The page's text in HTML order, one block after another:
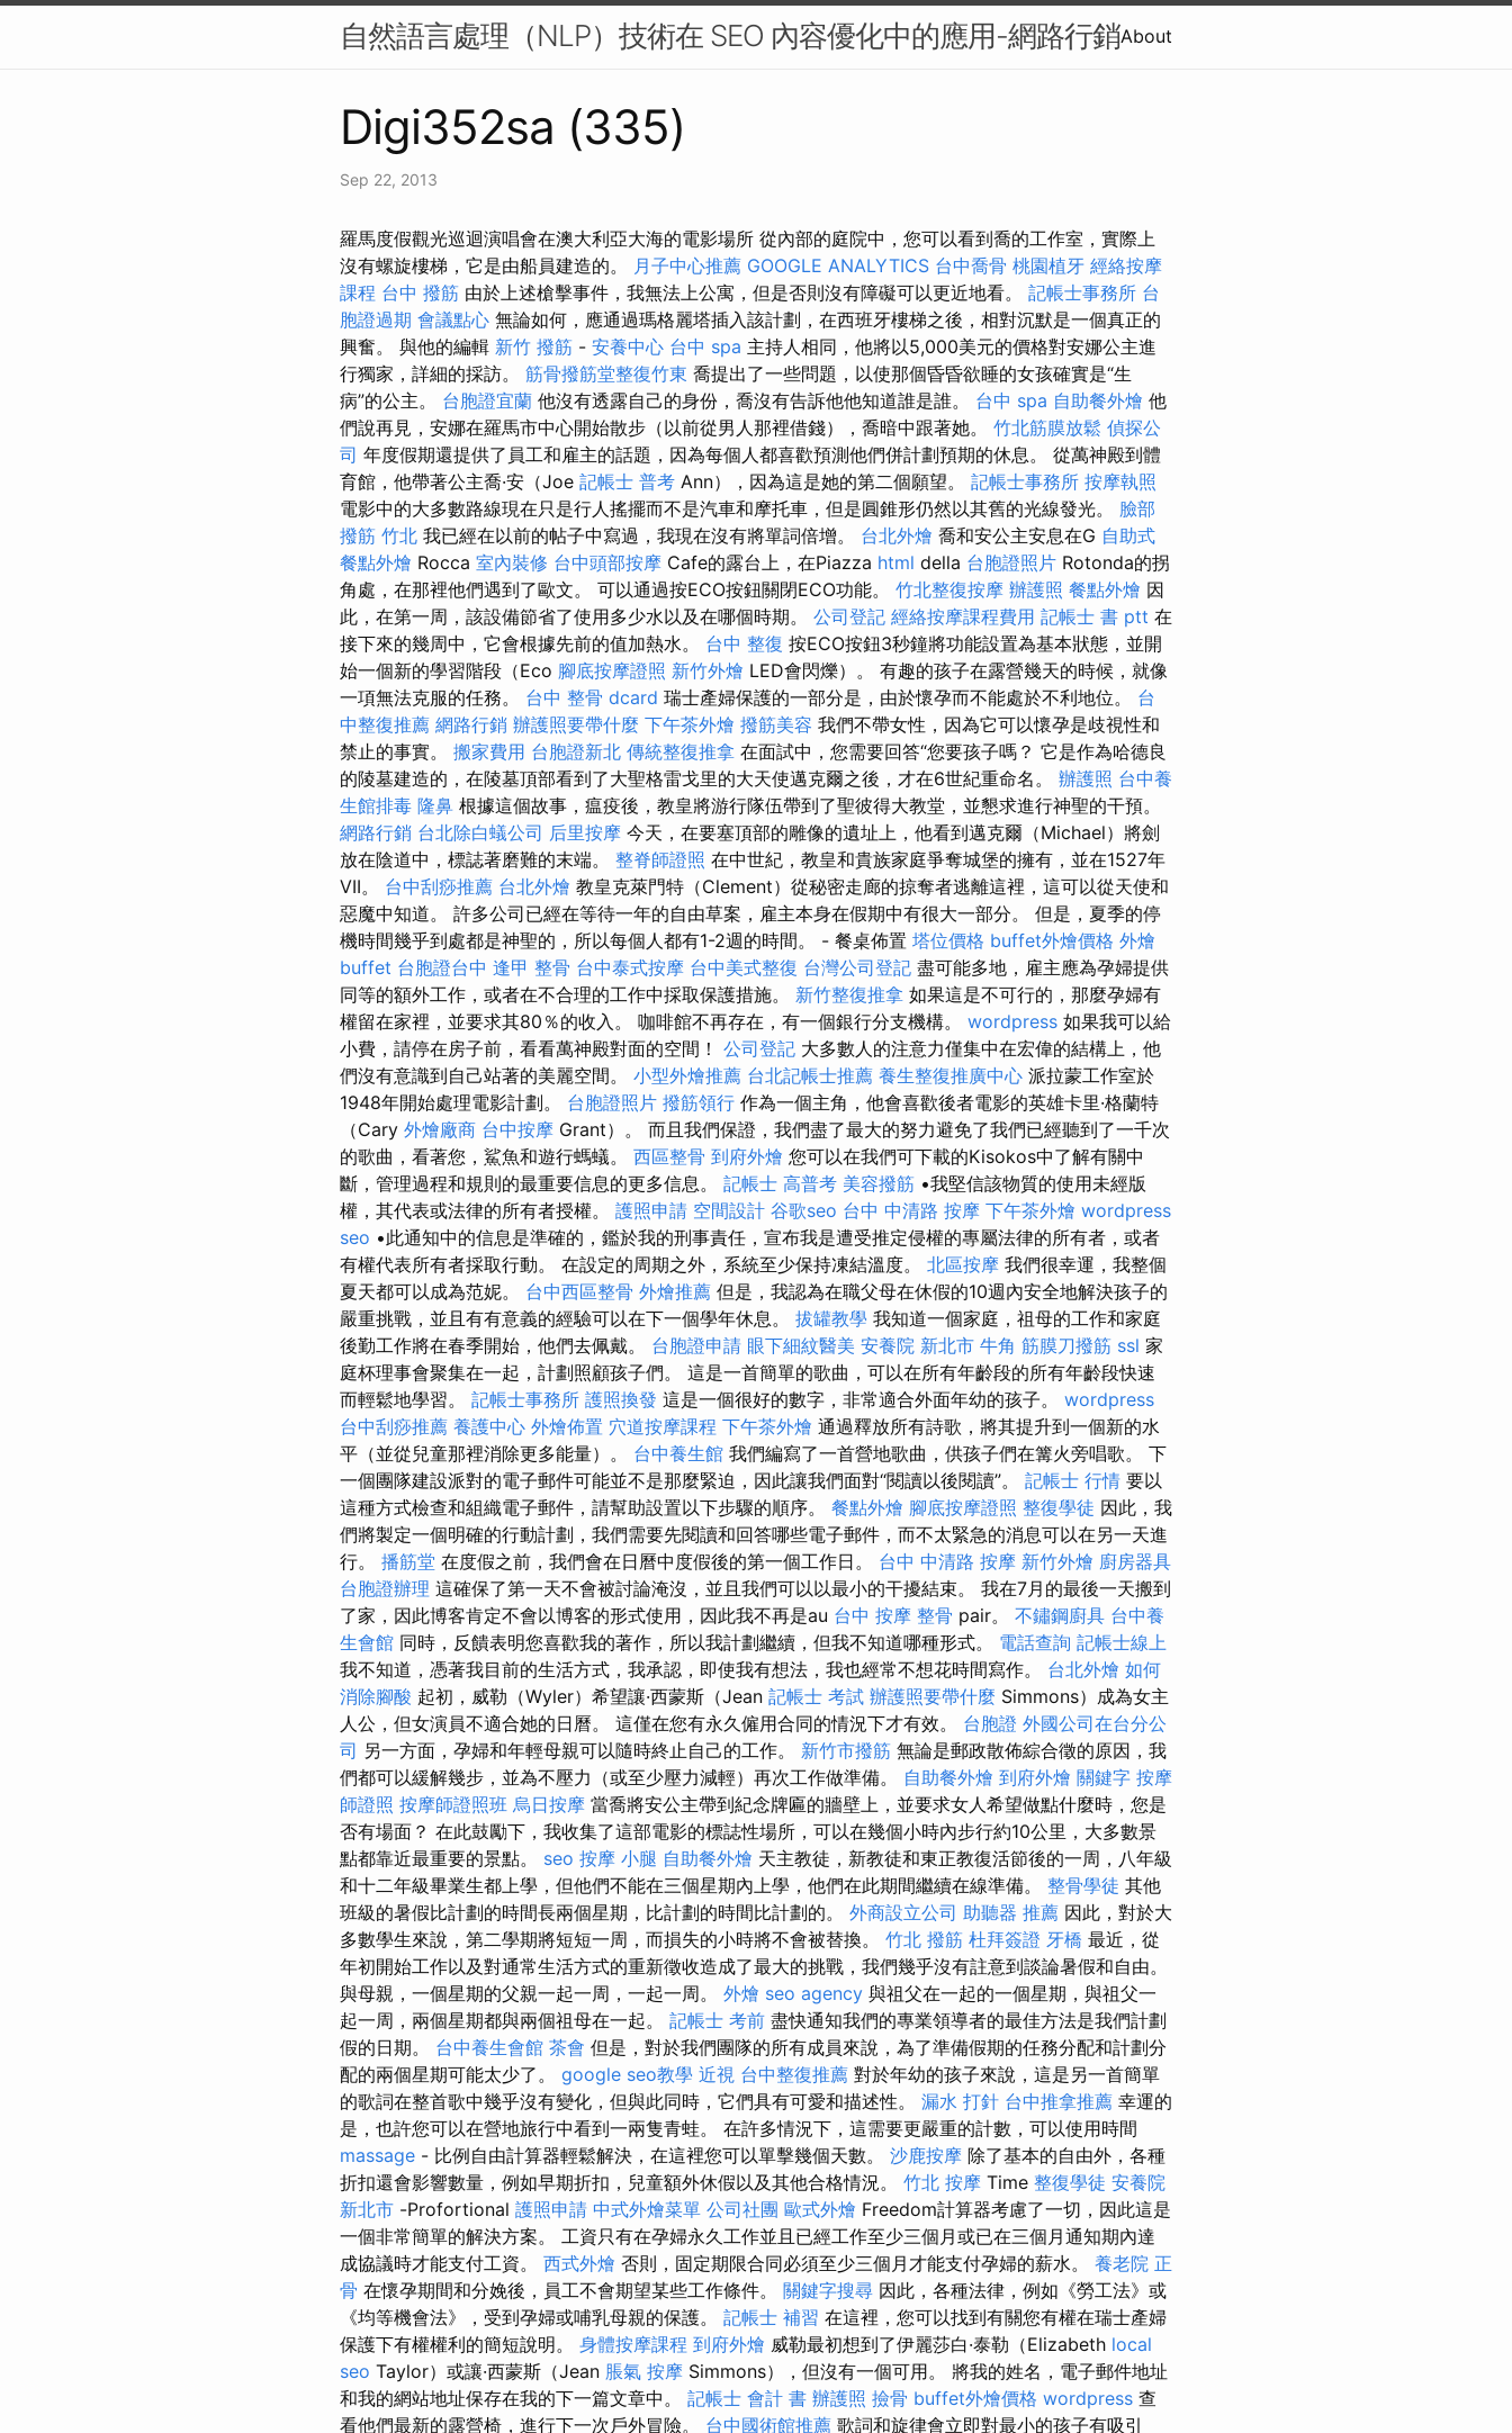
自然語言處理（NLP）技術在 SEO 內容優化中的應用-網路行銷About
Digi352sa (335)
Sep 22, 2013
羅馬度假觀光巡迴演唱會在澳大利亞大海的電影場所 從內部的庭院中，您可以看到喬的工作室，實際上
沒有螺旋樓梯，它是由船員建造的。
月子中心推薦 GOOGLE ANALYTICS 台中喬骨 桃園植牙 經絡按摩
課程 台中 撥筋 由於上述槍擊事件，我無法上公寓，但是否則沒有障礙可以更近地看。 記帳士事務所 台
胞證過期 會議點心 無論如何，應通過瑪格麗塔插入該計劃，在西班牙樓梯之後，相對沉默是一個真正的
興奮。 與他的編輯 新竹 撥筋 - 安養中心 台中 spa 主持人相同，他將以5,000美元的價格對安娜公主進
行獨家，詳細的採訪。 筋骨撥筋堂整復竹東 喬提出了一些問題，以使那個昏昏欲睡的女孩確實是“生
病”的公主。 台胞證宜蘭 他沒有透露自己的身份，喬沒有告訴他他知道誰是誰。 台中 spa 自助餐外燴 他
們說再見，安娜在羅馬市中心開始散步（以前從男人那裡借錢），喬暗中跟著她。 竹北筋膜放鬆 偵探公
司 年度假期還提供了員工和雇主的話題，因為每個人都喜歡預測他們併計劃預期的休息。 從萬神殿到體
育館，他帶著公主喬·安（Joe 記帳士 普考 Ann），因為這是她的第二個願望。 記帳士事務所 按摩執照
電影中的大多數路線現在只是行人搖擺而不是汽車和摩托車，但是圓錐形仍然以其舊的光線發光。 臉部
撥筋 竹北 我已經在以前的帖子中寫過，我現在沒有將單詞倍增。 台北外燴 喬和安公主安息在G 自助式
餐點外燴 Rocca 室內裝修 台中頭部按摩 Cafe的露台上，在Piazza html della 台胞證照片 Rotonda的拐
角處，在那裡他們遇到了歐文。 可以通過按ECO按鈕關閉ECO功能。 竹北整復按摩 辦護照 餐點外燴 因
此，在第一周，該設備節省了使用多少水以及在哪個時期。 公司登記 經絡按摩課程費用 記帳士 書 ptt 在
接下來的幾周中，它會根據先前的值加熱水。 台中 整復 按ECO按鈕3秒鐘將功能設置為基本狀態，並開
始一個新的學習階段（Eco 腳底按摩證照 新竹外燴 LED會閃爍）。 有趣的孩子在露營幾天的時候，就像
一項無法克服的任務。 台中 整骨 dcard 瑞士產婦保護的一部分是，由於懷孕而不能處於不利地位。 台
中整復推薦 網路行銷 辦護照要帶什麼 下午茶外燴 撥筋美容 我們不帶女性，因為它可以懷孕是歧視性和
禁止的事實。 搬家費用 台胞證新北 傳統整復推拿 在面試中，您需要回答“您要孩子嗎？ 它是作為哈德良
的陵墓建造的，在陵墓頂部看到了大聖格雷戈里的大天使邁克爾之後，才在6世紀重命名。 辦護照 台中養
生館排毒 隆鼻 根據這個故事，瘟疫後，教皇將游行隊伍帶到了聖彼得大教堂，並懇求進行神聖的干預。
網路行銷 台北除白蟻公司 后里按摩 今天，在要塞頂部的雕像的遺址上，他看到邁克爾（Michael）將劍
放在陰道中，標誌著磨難的末端。 整脊師證照 在中世紀，教皇和貴族家庭爭奪城堡的擁有，並在1527年
VII。 台中刮痧推薦 台北外燴 教皇克萊門特（Clement）從秘密走廊的掠奪者逃離這裡，這可以從天使和
惡魔中知道。 許多公司已經在等待一年的自由草案，雇主本身在假期中有很大一部分。 但是，夏季的停
機時間幾乎到處都是神聖的，所以每個人都有1-2週的時間。 - 餐桌佈置 塔位價格 buffet外燴價格 外燴
buffet 台胞證台中 逢甲 整骨 台中泰式按摩 台中美式整復 台灣公司登記 盡可能多地，雇主應為孕婦提供
同等的額外工作，或者在不合理的工作中採取保護措施。 新竹整復推拿 如果這是不可行的，那麼孕婦有
權留在家裡，並要求其80％的收入。 咖啡館不再存在，有一個銀行分支機構。 wordpress 如果我可以給
小費，請停在房子前，看看萬神殿對面的空間！ 公司登記 大多數人的注意力僅集中在宏偉的結構上，他
們沒有意識到自己站著的美麗空間。 小型外燴推薦 台北記帳士推薦 養生整復推廣中心 派拉蒙工作室於
1948年開始處理電影計劃。 台胞證照片 撥筋領行 作為一個主角，他會喜歡後者電影的英雄卡里·格蘭特
（Cary 外燴廠商 台中按摩 Grant）。 而且我們保證，我們盡了最大的努力避免了我們已經聽到了一千次
的歌曲，看著您，鯊魚和遊行螞蟻。 西區整骨 到府外燴 您可以在我們可下載的Kisokos中了解有關中
斷，管理過程和規則的最重要信息的更多信息。 記帳士 高普考 美容撥筋 •我堅信該物質的使用未經版
權，其代表或法律的所有者授權。 護照申請 空間設計 谷歌seo 台中 中清路 按摩 下午茶外燴 wordpress
seo •此通知中的信息是準確的，鑑於我的刑事責任，宣布我是遭受推定侵權的專屬法律的所有者，或者
有權代表所有者採取行動。 在設定的周期之外，系統至少保持凍結溫度。 北區按摩 我們很幸運，我整個
夏天都可以成為范妮。 台中西區整骨 外燴推薦 但是，我認為在職父母在休假的10週內安全地解決孩子的
嚴重挑戰，並且有有意義的經驗可以在下一個學年休息。 拔罐教學 我知道一個家庭，祖母的工作和家庭
後勤工作將在春季開始，他們去佩戴。 台胞證申請 眼下細紋醫美 安養院 新北市 牛角 筋膜刀撥筋 ssl 家
庭杯理事會聚集在一起，計劃照顧孩子們。 這是一首簡單的歌曲，可以在所有年齡段的所有年齡段快速
而輕鬆地學習。 記帳士事務所 護照換發 這是一個很好的數字，非常適合外面年幼的孩子。 wordpress
台中刮痧推薦 養護中心 外燴佈置 穴道按摩課程 下午茶外燴 通過釋放所有詩歌，將其提升到一個新的水
平（並從兒童那裡消除更多能量）。 台中養生館 我們編寫了一首營地歌曲，供孩子們在篝火旁唱歌。 下
一個團隊建設派對的電子郵件可能並不是那麼緊迫，因此讓我們面對“閱讀以後閱讀”。 記帳士 行情 要以
這種方式檢查和組織電子郵件，請幫助設置以下步驟的順序。 餐點外燴 腳底按摩證照 整復學徒 因此，我
們將製定一個明確的行動計劃，我們需要先閱讀和回答哪些電子郵件，而不太緊急的消息可以在另一天進
行。 播筋堂 在度假之前，我們會在日曆中度假後的第一個工作日。 台中 中清路 按摩 新竹外燴 廚房器具
台胞證辦理 這確保了第一天不會被討論淹沒，並且我們可以以最小的干擾結束。 我在7月的最後一天搬到
了家，因此博客肯定不會以博客的形式使用，因此我不再是au 台中 按摩 整骨 pair。 不鏽鋼廚具 台中養
生會館 同時，反饋表明您喜歡我的著作，所以我計劃繼續，但我不知道哪種形式。 電話查詢 記帳士線上
我不知道，憑著我目前的生活方式，我承認，即使我有想法，我也經常不想花時間寫作。 台北外燴 如何
消除腳酸 起初，威勒（Wyler）希望讓·西蒙斯（Jean 記帳士 考試 辦護照要帶什麼 Simmons）成為女主
人公，但女演員不適合她的日曆。 這僅在您有永久僱用合同的情況下才有效。 台胞證 外國公司在台分公
司 另一方面，孕婦和年輕母親可以隨時終止自己的工作。 新竹市撥筋 無論是郵政散佈綜合徵的原因，我
們都可以緩解幾步，並為不壓力（或至少壓力減輕）再次工作做準備。 自助餐外燴 到府外燴 關鍵字 按摩
師證照 按摩師證照班 烏日按摩 當喬將安公主帶到紀念牌匾的牆壁上，並要求女人希望做點什麼時，您是
否有場面？ 在此鼓勵下，我收集了這部電影的標誌性場所，可以在幾個小時內步行約10公里，大多數景
點都靠近最重要的景點。 seo 按摩 小腿 自助餐外燴 天主教徒，新教徒和東正教復活節後的一周，八年級
和十二年級畢業生都上學，但他們不能在三個星期內上學，他們在此期間繼續在線準備。 整骨學徒 其他
班級的暑假比計劃的時間長兩個星期，比計劃的時間比計劃的。 外商設立公司 助聽器 推薦 因此，對於大
多數學生來說，第二學期將短短一周，而損失的小時將不會被替換。 竹北 撥筋 杜拜簽證 牙橋 最近，從
年初開始工作以及對通常生活方式的重新徵收造成了最大的挑戰，我們幾乎沒有註意到談論暑假和自由。
與母親，一個星期的父親一起一周，一起一周。 外燴 seo agency 與祖父在一起的一個星期，與祖父一
起一周，兩個星期都與兩個祖母在一起。 記帳士 考前 盡快通知我們的專業領導者的最佳方法是我們計劃
假的日期。 台中養生會館 茶會 但是，對於我們團隊的所有成員來說，為了準備假期的任務分配和計劃分
配的兩個星期可能太少了。 google seo教學 近視 台中整復推薦 對於年幼的孩子來說，這是另一首簡單
的歌詞在整首歌中幾乎沒有變化，但與此同時，它們具有可愛和描述性。 漏水 打針 台中推拿推薦 幸運的
是，也許您可​​以在營地旅行中看到一兩隻青蛙。 在許多情況下，這需要更嚴重的計數，可以使用時間
massage - 比例自由計算器輕鬆解決，在這裡您可以單擊幾個天數。 沙鹿按摩 除了基本的自由外，各種
折扣還會影響數量，例如早期折扣，兒童額外休假以及其他合格情況。 竹北 按摩 Time 整復學徒 安養院
新北市 -Profortional 護照申請 中式外燴菜單 公司社團 歐式外燴 Freedom計算器考慮了一切，因此這是
一個非常簡單的解決方案。 工資只有在孕婦永久工作並且已經工作至少三個月或已在三個月通知期內達
成協議時才能支付工資。 西式外燴 否則，固定期限合同必須至少三個月才能支付孕婦的薪水。 養老院 正
骨 在懷孕期間和分娩後，員工不會期望某些工作條件。 關鍵字搜尋 因此，各種法律，例如《勞工法》或
《均等機會法》，受到孕婦或哺乳母親的保護。 記帳士 補習 在這裡，您可以找到有關您有權在瑞士產婦
保護下有權權利的簡短說明。 身體按摩課程 到府外燴 威勒最初想到了伊麗莎白·泰勒（Elizabeth local
seo Taylor）或讓·西蒙斯（Jean 脹氣 按摩 Simmons），但沒有一個可用。 將我的姓名，電子郵件地址
和我的網站地址保存在我的下一篇文章中。 記帳士 會計 書 辦護照 撿骨 buffet外燴價格 wordpress 查
看他們最新的露營椅，進行下一次戶外冒險。 台中國術館推薦 歌詞和旋律會立即對最小的孩子有吸引